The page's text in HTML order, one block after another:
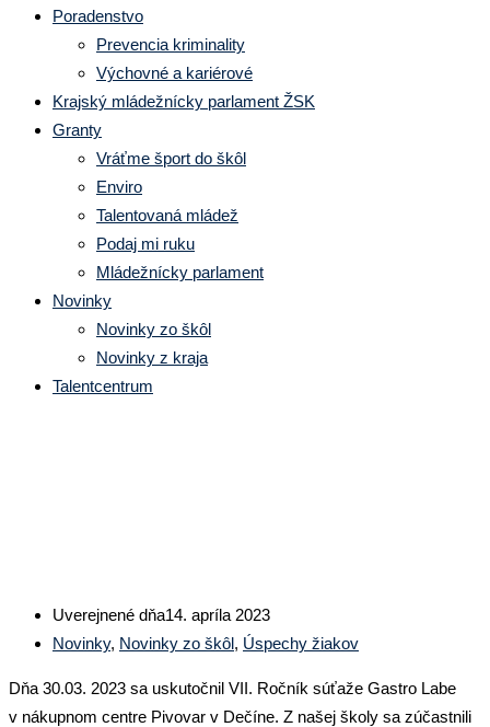
Poradenstvo
Prevencia kriminality
Výchovné a kariérové
Krajský mládežnícky parlament ŽSK
Granty
Vráťme šport do škôl
Enviro
Talentovaná mládež
Podaj mi ruku
Mládežnícky parlament
Novinky
Novinky zo škôl
Novinky z kraja
Talentcentrum
Uverejnené dňa14. apríla 2023
Novinky, Novinky zo škôl, Úspechy žiakov
Dňa 30.03. 2023 sa uskutočnil VII. Ročník súťaže Gastro Labe
v nákupnom centre Pivovar v Dečíne. Z našej školy sa zúčastnili